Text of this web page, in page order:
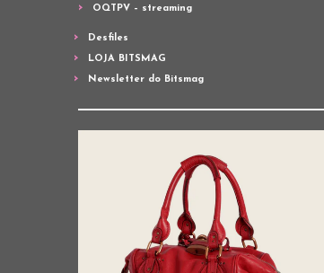
OQTPV – streaming
Desfiles
LOJA BITSMAG
Newsletter do Bitsmag